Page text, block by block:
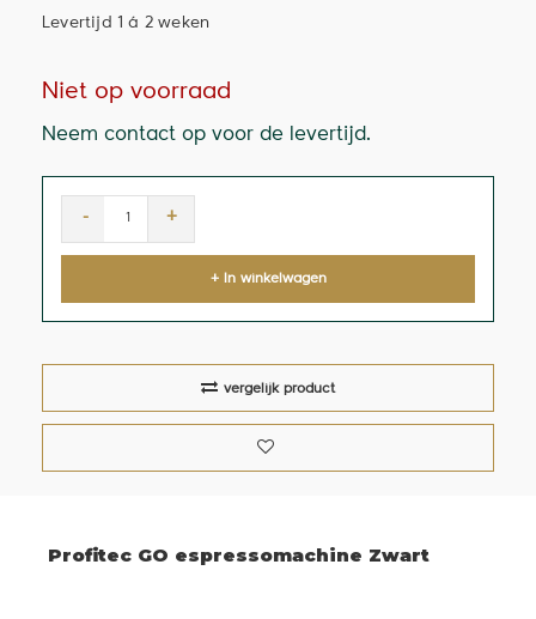
Levertijd 1 á 2 weken
Niet op voorraad
Neem contact op voor de levertijd.
- +
+ In winkelwagen
vergelijk product
Profitec GO espressomachine Zwart